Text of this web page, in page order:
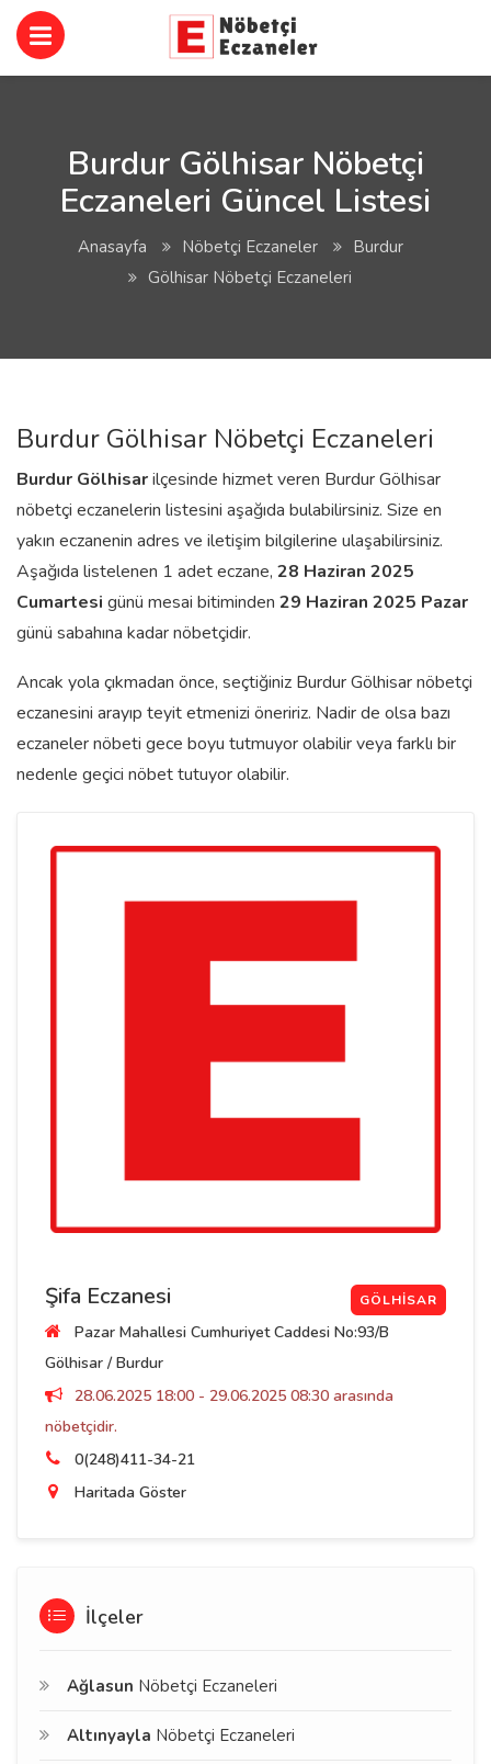
Burdur Gölhisar Nöbetçi
Eczaneleri Güncel Listesi
Anasayfa Nöbetçi Eczaneler
Burdur
Gölhisar Nöbetçi Eczaneleri
Burdur Gölhisar Nöbetçi Eczaneleri
Burdur Gölhisarilçesinde hizmet veren Burdur Gölhisar
nöbetçi eczanelerin listesini aşağıda bulabilirsiniz. Size en
yakın eczanenin adres ve iletişim bilgilerine ulaşabilirsiniz.
Aşağıda listelenen 1 adet eczane, 28 Haziran 2025
Cumartesi günü mesai bitiminden 29 Haziran 2025 Pazar
günü sabahına kadar nöbetçidir.
Ancak yola çıkmadan önce, seçtiğiniz Burdur Gölhisar nöbetçi
eczanesini arayıp teyit etmenizi öneririz. Nadir de olsa bazı
eczaneler nöbeti gece boyu tutmuyor olabilir veya farklı bir
nedenle geçici nöbet tutuyor olabilir.
Şifa Eczanesi GÖLHISAR
Pazar Mahallesi Cumhuriyet Caddesi No:93/B
Gölhisar / Burdur
28.06.2025 18:00 - 29.06.2025 08:30 arasında
nöbetçidir.
0(248)411-34-21
Haritada Göster
İlçeler
Ağlasun Nöbetçi Eczaneleri
Altınyayla Nöbetçi Eczaneleri